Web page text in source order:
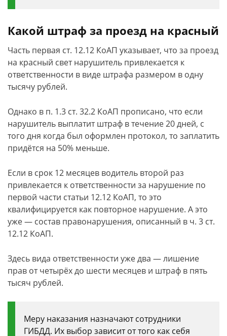
Какой штраф за проезд на красный
Часть первая ст. 12.12 КоАП указывает, что за проезд
на красный свет нарушитель привлекается к
ответственности в виде штрафа размером в одну
тысячу рублей.
Однако в п. 1.3 ст. 32.2 КоАП прописано, что если
нарушитель выплатит штраф в течение 20 дней, с
того дня когда был оформлен протокол, то заплатить
придётся на 50% меньше.
Если в срок 12 месяцев водитель второй раз
привлекается к ответственности за нарушение по
первой части статьи 12.12 КоАП, то это
квалифицируется как повторное нарушение. А это
уже — состав правонарушения, описанный в ч. 3 ст.
12.12 КоАП.
Здесь вида ответственности уже два — лишение
прав от четырёх до шести месяцев и штраф в пять
тысяч рублей.
Меру наказания назначают сотрудники
ГИБДД. Их выбор зависит от того как себя